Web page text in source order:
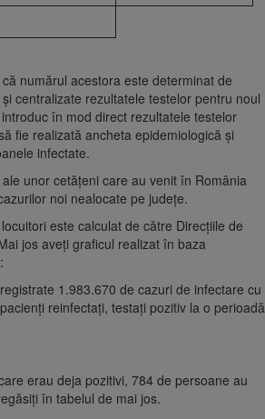
numărul acestora este determinat de
centralizate rezultatele testelor pentru noul
în mod direct rezultatele testelor
fie realizată ancheta epidemiologică și
infectate.
unor cetățeni care au venit în România
noi nealocate pe județe.
este calculat de către Direcțiile de
jos aveți graficul realizat în baza
1.983.670 de cazuri de infectare cu
reinfectați, testați pozitiv la o perioadă
erau deja pozitivi, 784 de persoane au
în tabelul de mai jos.